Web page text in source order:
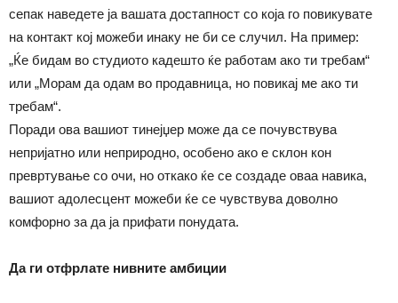
сепак наведете ја вашата достапност со која го повикувате
на контакт кој можеби инаку не би се случил. На пример:
„Ќе бидам во студиото кадешто ќе работам ако ти требам“
или „Морам да одам во продавница, но повикај ме ако ти
требам“.
Поради ова вашиот тинејџер може да се почувствува
непријатно или неприродно, особено ако е склон кон
превртување со очи, но откако ќе се создаде оваа навика,
вашиот адолесцент можеби ќе се чувствува доволно
комфорно за да ја прифати понудата.
Да ги отфрлате нивните амбиции